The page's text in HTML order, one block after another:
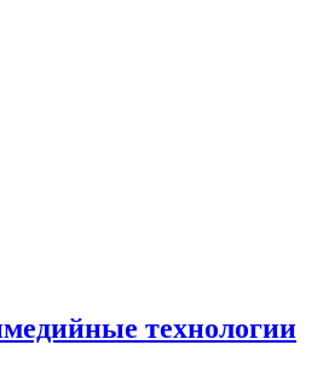
технологии